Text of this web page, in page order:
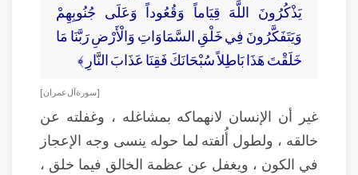
يَذْكُرُونَ اللَّهَ قِيَاماً وَقُعُوداً وَعَلَى جُنُوبِهِمْ
وَيَتَفَكَّرُونَ فِي خَلْقِ السَّمَاوَاتِ وَالْأَرْضِ رَبَّنَا مَا
خَلَقْتَ هَذَا بَاطِلاً سُبْحَانَكَ فَقِنَا عَذَابَ النَّارِ ﴾
[ سورة آل عمران ]
غير أن الإنسان لانهماكه بمشاغله ، وغفلته عن
خالقه ، ولطول أُلفته لما حوله ينسى وجه الإعجاز
في الكون ، ويغفل عن عظمة الخالق فيما خلق ،